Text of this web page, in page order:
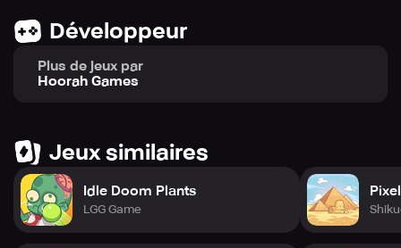
Développeur
Plus de jeux par
Hoorah Games
Jeux similaires
Idle Doom Plants
LGG Game